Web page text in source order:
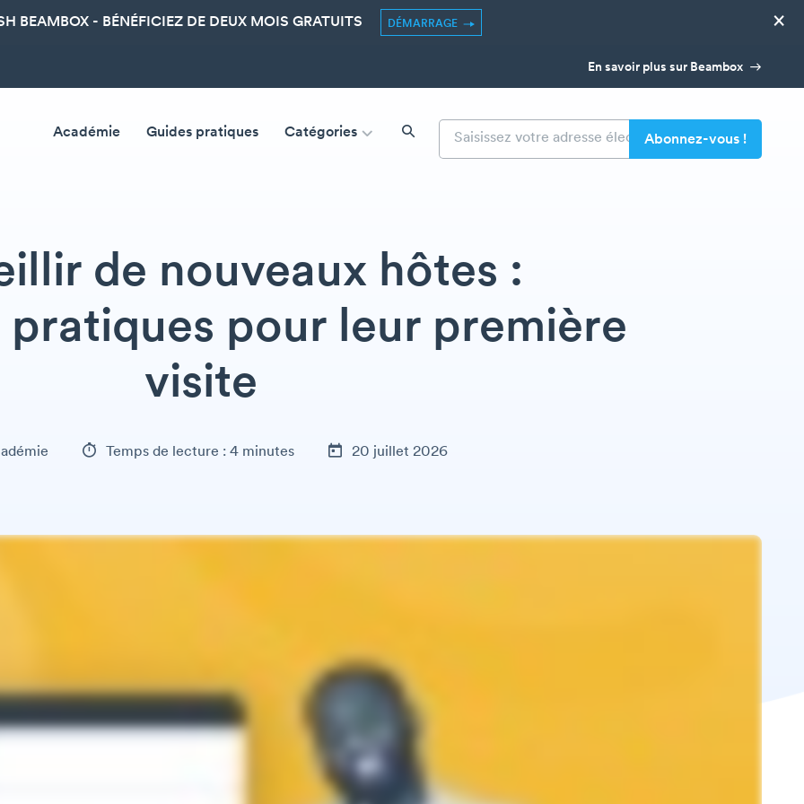
BEAMBOX - BÉNÉFICIEZ DE DEUX MOIS GRATUITS DÉMARRAGE ×
En savoir plus sur Beambox
Académie Guides pratiques Catégories
de nouveaux hôtes :
pour leur première
visite
Temps de lecture : 4 minutes 20 juillet 2026